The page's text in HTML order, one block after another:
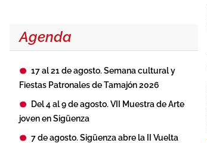
Agenda
17 al 21 de agosto. Semana cultural y
Fiestas Patronales de Tamajón 2026
Del 4 al 9 de agosto. VII Muestra de Arte
joven en Sigüenza
7 de agosto. Sigüenza abre la II Vuelta